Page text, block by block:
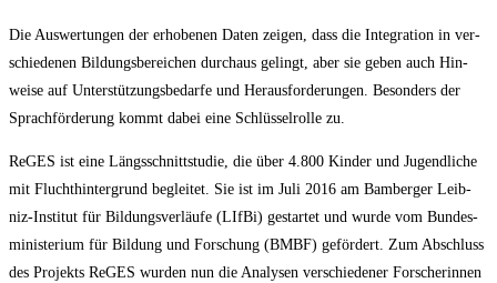
Die Aus­wer­tun­gen der erho­be­nen Daten zei­gen, dass die Inte­gra­ti­on in ver­
schie­de­nen Bil­dungs­be­rei­chen durch­aus gelingt, aber sie geben auch Hin­
wei­se auf Unter­stüt­zungs­be­dar­fe und Her­aus­for­de­run­gen. Beson­ders der
Sprach­för­de­rung kommt dabei eine Schlüs­sel­rol­le zu.
ReGES ist eine Längs­schnitt­stu­die, die über 4.800 Kin­der und Jugend­li­che
mit Flucht­hin­ter­grund beglei­tet. Sie ist im Juli 2016 am Bam­ber­ger Leib­
niz-Insti­tut für Bil­dungs­ver­läu­fe (LIf­Bi) gestar­tet und wur­de vom Bun­des­
mi­nis­te­ri­um für Bil­dung und For­schung (BMBF) geför­dert. Zum Abschluss
des Pro­jekts ReGES wur­den nun die Ana­ly­sen ver­schie­de­ner For­sche­rin­nen